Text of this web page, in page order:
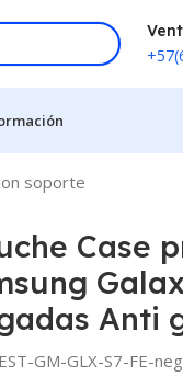
soporte
Case
Anti
EST-GM-GLX-S7-FE-